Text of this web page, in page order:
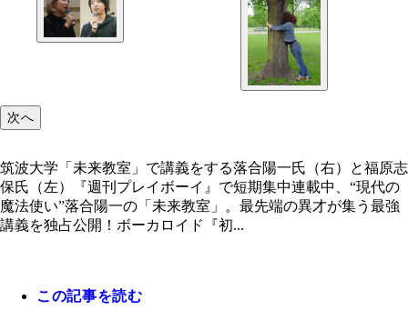
筑波大学「未来教室」で講義をする落合陽一氏（
福原は２００５年、木を人間の墓標とするプロジ
次へ
筑波大学「未来教室」で講義をする落合陽一氏（右）と福原志
保氏（左）『週刊プレイボーイ』で短期集中連載中、“現代の
魔法使い”落合陽一の「未来教室」。最先端の異才が集う最強
講義を独占公開！ボーカロイド『初...
この記事を読む